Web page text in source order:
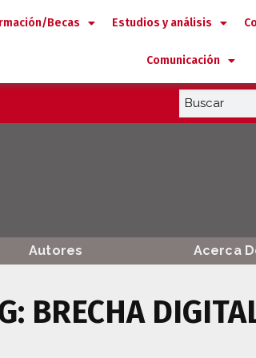
Becas Estudios y análisis
Comunicación
Autores Acerca
BRECHA